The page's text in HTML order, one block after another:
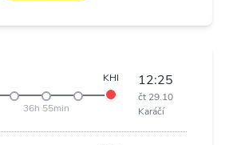
KHI
36h 55min
12:25
čt 29.10
Karáčí